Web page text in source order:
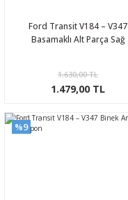
Ford Transit V184 – V347
Basamaklı Alt Parça Sağ
1.630,00 TL
1.479,00 TL
%9